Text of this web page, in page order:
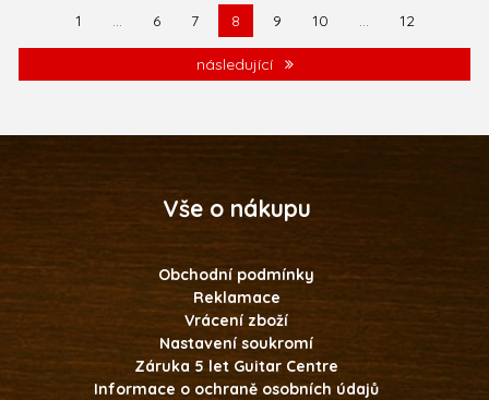
1 ... 6 7 8 9 10 ... 12
následující
Vše o nákupu
Obchodní podmínky
Reklamace
Vrácení zboží
Nastavení soukromí
Záruka 5 let Guitar Centre
Informace o ochraně osobních údajů